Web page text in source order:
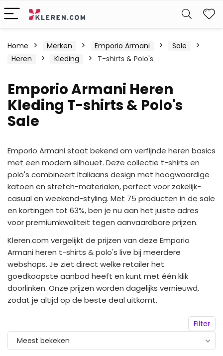
Home Merken Emporio Armani
Sale
Heren
Kleding T-shirts & Polo's
Emporio Armani Heren
Kleding T-shirts & Polo's
Sale
Emporio Armani staat bekend om verfijnde heren basics
met een modern silhouet. Deze collectie t-shirts en
polo's combineert Italiaans design met hoogwaardige
katoen en stretch-materialen, perfect voor zakelijk-
casual en weekend-styling. Met 75 producten in de sale
en kortingen tot 63%, ben je nu aan het juiste adres
voor premiumkwaliteit tegen aanvaardbare prijzen.
Kleren.com vergelijkt de prijzen van deze Emporio
Armani heren t-shirts & polo's live bij meerdere
webshops. Je ziet direct welke retailer het
goedkoopste aanbod heeft en kunt met één klik
doorlinken. Onze prijzen worden dagelijks vernieuwd,
zodat je altijd op de beste deal uitkomt.
Filter
Meest bekeken